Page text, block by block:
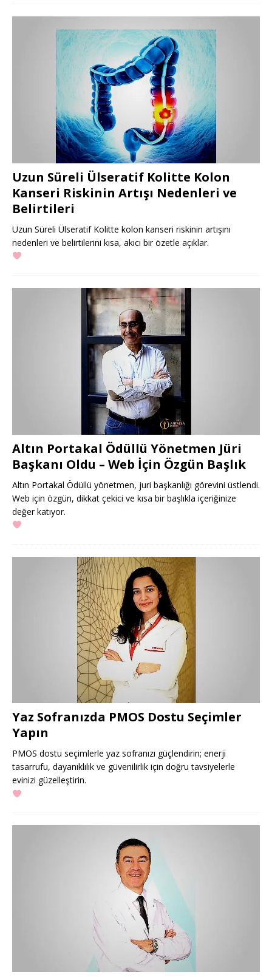
Uzun Süreli Ülseratif Kolitte Kolon
Kanseri Riskinin Artışı Nedenleri ve
Belirtileri
Uzun Süreli Ülseratif Kolitte kolon kanseri riskinin artışını
nedenleri ve belirtilerini kısa, akıcı bir özetle açıklar.
Altın Portakal Ödüllü Yönetmen Jüri
Başkanı Oldu – Web İçin Özgün Başlık
Altın Portakal Ödüllü yönetmen, juri başkanlığı görevini üstlendi.
Web için özgün, dikkat çekici ve kısa bir başlıkla içeriğinize
değer katıyor.
Yaz Sofranızda PMOS Dostu Seçimler
Yapın
PMOS dostu seçimlerle yaz sofranızı güçlendirin; enerji
tasarrufu, dayanıklılık ve güvenilirlik için doğru tavsiyelerle
evinizi güzelleştirin.